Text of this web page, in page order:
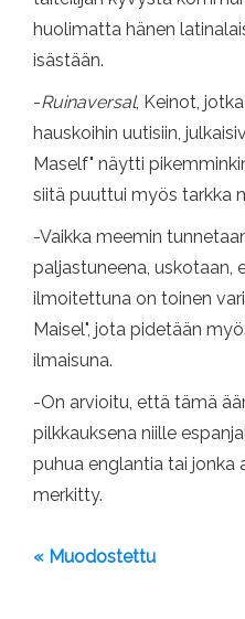
huolimatta hänen
isästään.
-Ruinaversal, Keinot,
hauskoihin uutisiin,
Maself" näytti
siitä puuttui myös tarkka
-Vaikka meemin
paljastuneena, uskotaan,
ilmoitettuna on toinen
Maisel", jota pidetään
ilmaisuna.
-On arvioitu, että tämä
pilkkauksena niille
puhua englantia tai
merkitty.
« Muodostettu